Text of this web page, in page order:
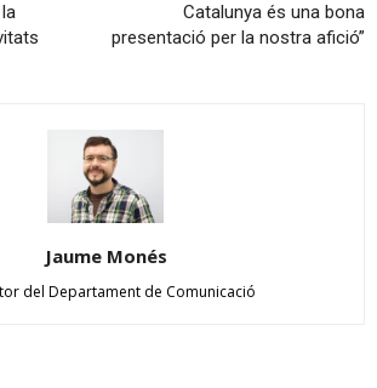
Catalunya és una bona
presentació per la nostra afició”
Jaume Monés
del Departament de Comunicació